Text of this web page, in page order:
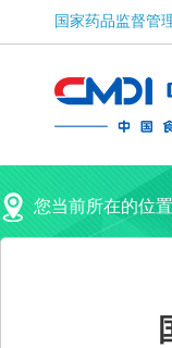
您当前所在的位置